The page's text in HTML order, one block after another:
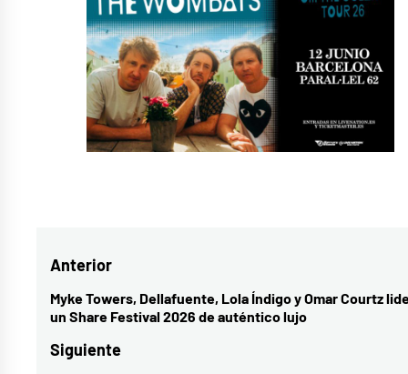
Navegación
de
Anterior
Entrada
anterior:
Myke Towers, Dellafuente, Lola Índigo y Omar Courtz
un Share Festival 2026 de auténtico lujo
Siguiente